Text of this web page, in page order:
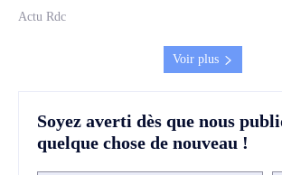
Actu Rdc
Voir plus
Soyez averti dès que nous
quelque chose de nouveau !